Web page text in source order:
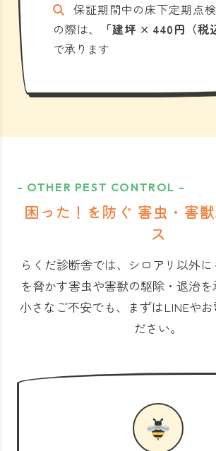
保証期間中の床下定期点
の際は、
「建坪 × 440円（税
で承ります
- OTHER PEST CONTROL -
困った！を防ぐ 害虫・害
ス
らくだ診断舎では、シロアリ以外
を脅かす害虫や害獣の駆除・退治を
小さなご不安でも、まずはLINEやお
ださい。